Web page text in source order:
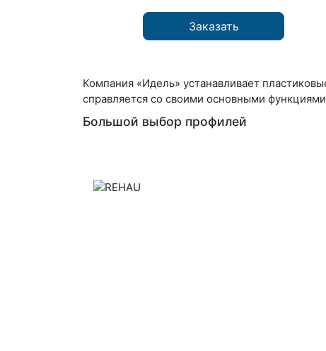
Заказать
Компания «Идель» устанавливает
справляется со своими основными
Большой выбор профилей